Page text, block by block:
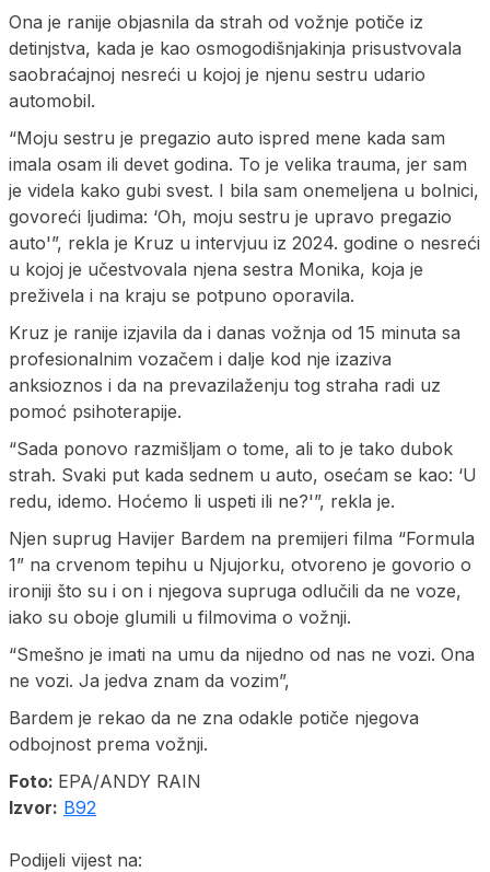
Ona je ranije objasnila da strah od vožnje potiče iz
detinjstva, kada je kao osmogodišnjakinja prisustvovala
saobraćajnoj nesreći u kojoj je njenu sestru udario
automobil.
“Moju sestru je pregazio auto ispred mene kada sam
imala osam ili devet godina. To je velika trauma, jer sam
je videla kako gubi svest. I bila sam onemeljena u bolnici,
govoreći ljudima: ‘Oh, moju sestru je upravo pregazio
auto'”, rekla je Kruz u intervjuu iz 2024. godine o nesreći
u kojoj je učestvovala njena sestra Monika, koja je
preživela i na kraju se potpuno oporavila.
Kruz je ranije izjavila da i danas vožnja od 15 minuta sa
profesionalnim vozačem i dalje kod nje izaziva
anksioznos i da na prevazilaženju tog straha radi uz
pomoć psihoterapije.
“Sada ponovo razmišljam o tome, ali to je tako dubok
strah. Svaki put kada sednem u auto, osećam se kao: ‘U
redu, idemo. Hoćemo li uspeti ili ne?'”, rekla je.
Njen suprug Havijer Bardem na premijeri filma “Formula
1” na crvenom tepihu u Njujorku, otvoreno je govorio o
ironiji što su i on i njegova supruga odlučili da ne voze,
iako su oboje glumili u filmovima o vožnji.
“Smešno je imati na umu da nijedno od nas ne vozi. Ona
ne vozi. Ja jedva znam da vozim”,
Bardem je rekao da ne zna odakle potiče njegova
odbojnost prema vožnji.
Foto: EPA/ANDY RAIN
Izvor: B92
Podijeli vijest na: